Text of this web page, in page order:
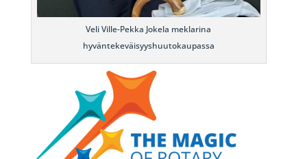
Veli Ville-Pekka Jokela meklarina
hyväntekeväisyyshuutokaupassa